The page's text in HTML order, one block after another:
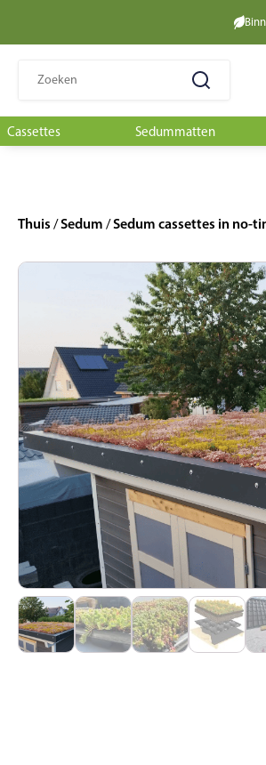
Zoeken
Cassettes Sedummatten
Thuis /Sedum /Sedum cassettes in no-